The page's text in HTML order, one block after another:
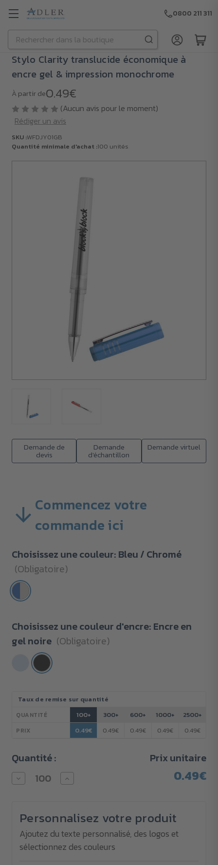
Passer au contenu principal
Rechercher
0800 211 311
Demande de
devis
Demande
d'échantillon
Demande virtuel
Stylo Clarity translucide économique à
encre gel & impression monochrome
À partir de0.49€
(Aucun avis pour le moment)
Rédiger un avis
SKU :WFDJY01GB
Quantité minimale d'achat :100 unités
Commencez votre
commande ici
Choisissez une couleur: Bleu / Chromé
(Obligatoire)
Choisissez une couleur d'encre: Encre en
gel noire (Obligatoire)
Stock
actuel :
Taux de remise sur quantité
QUANTITÉ
PRIX
100+
0.49€
300+
0.49€
600+
0.49€
1000+
0.49€
2500+
0.49€
Quantité :
Diminuer
la
Clarity
translucide
économique
encre
Augmenter
la
Clarity
translucide
économique
à
encre
Prix unitaire
0.49€
Personnalisez votre produit
Ajoutez du texte personnalisé, des logos et
sélectionnez des couleurs